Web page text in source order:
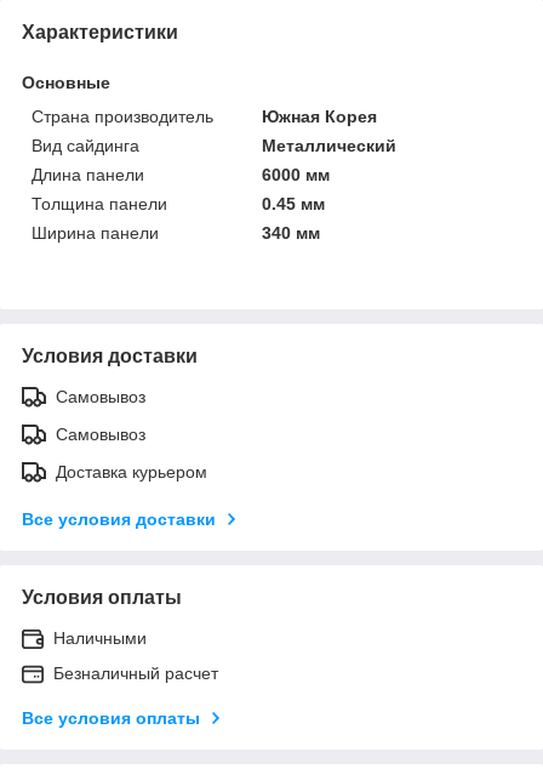
Характеристики
Основные
Страна производитель
Южная Корея
Вид сайдинга
Металлический
Длина панели
6000 мм
Толщина панели
0.45 мм
Ширина панели
340 мм
Условия доставки
Самовывоз
Самовывоз
Доставка курьером
Все условия доставки
Условия оплаты
Наличными
Безналичный расчет
Все условия оплаты